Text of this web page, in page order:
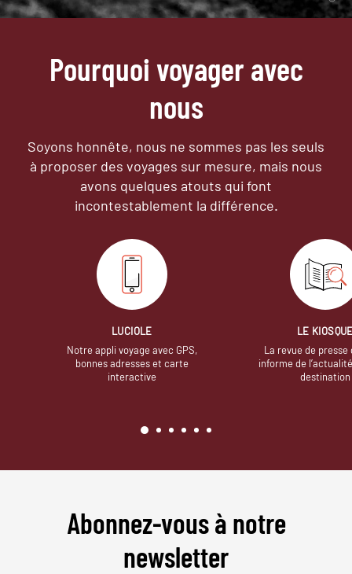
Pourquoi voyager avec
nous
Soyons honnête, nous ne sommes pas les seuls
à proposer des voyages sur mesure, mais nous
avons quelques atouts qui font
incontestablement la différence.
LUCIOLE
Notre appli voyage avec GPS,
bonnes adresses et carte
interactive
LE
La revue de presse
informe de
destination
Abonnez-vous à notre
newsletter